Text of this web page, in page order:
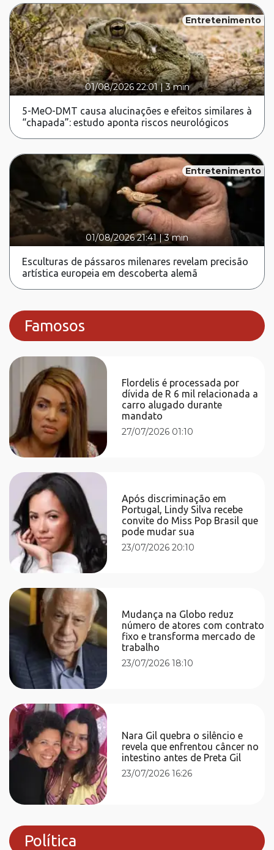
Entretenimento
01/08/2026 22:01|3 min
5-MeO-DMT causa alucinações e efeitos similares à
“chapada”: estudo aponta riscos neurológicos
Entretenimento
01/08/2026 21:41 |3 min
Esculturas de pássaros milenares revelam precisão
artística europeia em descoberta alemã
Famosos
Flordelis é processada por
dívida de R 6 mil relacionada a
carro alugado durante
mandato
27/07/2026 01:10
Após discriminação em
Portugal, Lindy Silva recebe
convite do Miss Pop Brasil que
pode mudar sua
23/07/2026 20:10
Mudança na Globo reduz
número de atores com contrato
fixo e transforma mercado de
trabalho
23/07/2026 18:10
Nara Gil quebra o silêncio e
revela que enfrentou câncer no
intestino antes de Preta Gil
23/07/2026 16:26
Política